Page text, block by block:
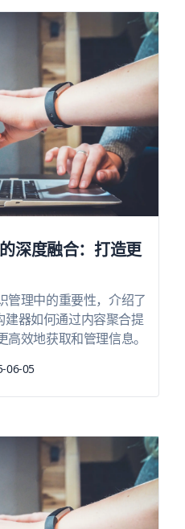
深度融合：打造更
管理中的重要性，介绍了
器如何通过内容聚合提
效地获取和管理信息。
06-05